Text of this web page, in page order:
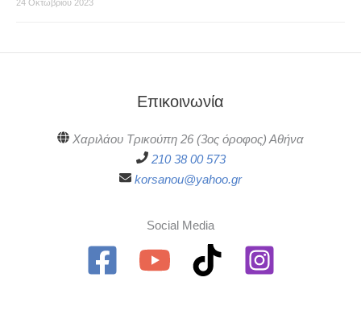
24 Οκτωβρίου 2023
Επικοινωνία
Χαριλάου Τρικούπη 26 (3ος όροφος) Αθήνα
210 38 00 573
korsanou@yahoo.gr
Social Media